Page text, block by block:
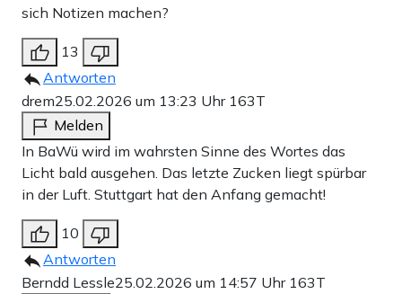
sich Notizen machen?
13
Antworten
drem25.02.2026 um 13:23 Uhr 163T
Melden
In BaWü wird im wahrsten Sinne des Wortes das
Licht bald ausgehen. Das letzte Zucken liegt spürbar
in der Luft. Stuttgart hat den Anfang gemacht!
10
Antworten
Berndd Lessle25.02.2026 um 14:57 Uhr 163T